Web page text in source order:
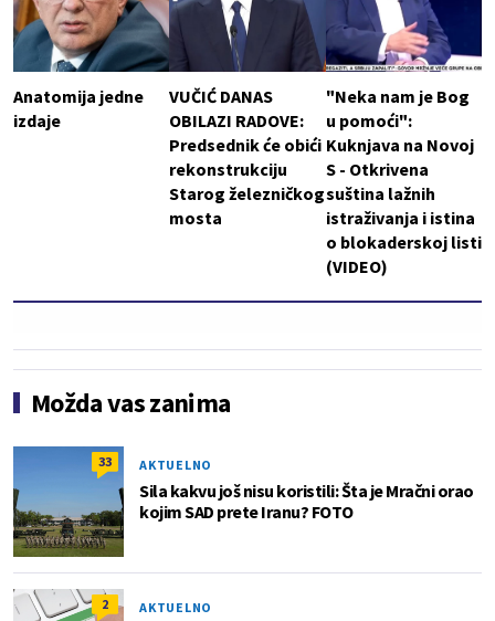
Anatomija jedne
izdaje
VUČIĆ DANAS
OBILAZI RADOVE:
Predsednik će obići
rekonstrukciju
Starog železničkog
mosta
"Neka nam je Bog
u pomoći":
Kuknjava na Novoj
S - Otkrivena
suština lažnih
istraživanja i istina
o blokaderskoj listi
(VIDEO)
Možda vas zanima
33 AKTUELNO
Sila kakvu još nisu koristili: Šta je Mračni orao
kojim SAD prete Iranu? FOTO
2 AKTUELNO